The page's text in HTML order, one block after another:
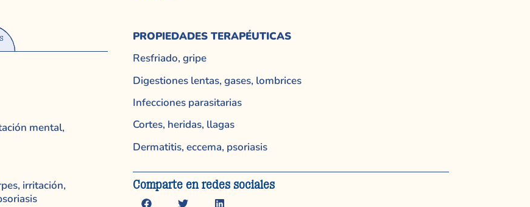
mental,
irritación,
PROPIEDADES TERAPÉUTICAS
Resfriado, gripe
Digestiones lentas, gases, lombrices
Infecciones parasitarias
Cortes, heridas, llagas
Dermatitis, eccema, psoriasis
Comparte en redes sociales